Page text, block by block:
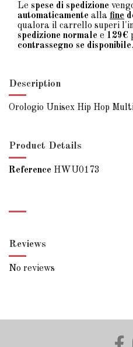
Le spese di spedizione
automaticamente alla fine
qualora il carrello superi
spedizione normale e 129€
contrassegno se disponibile.
Description
Orologio Unisex Hip Hop
Product Details
Reference HWU0173
Reviews
No reviews